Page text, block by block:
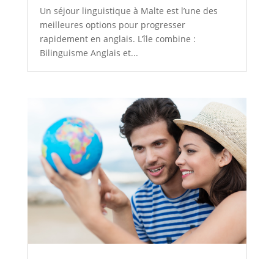
Un séjour linguistique à Malte est l’une des
meilleures options pour progresser
rapidement en anglais. L’île combine :
Bilinguisme Anglais et...